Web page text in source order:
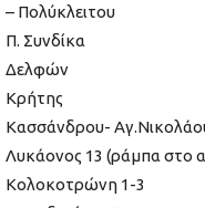
– Πολύκλειτου
Π. Συνδίκα
Δελφών
Κρήτης
Κασσάνδρου-
Λυκάονος 13 (ράμπα στο
Κολοκοτρώνη 1-3